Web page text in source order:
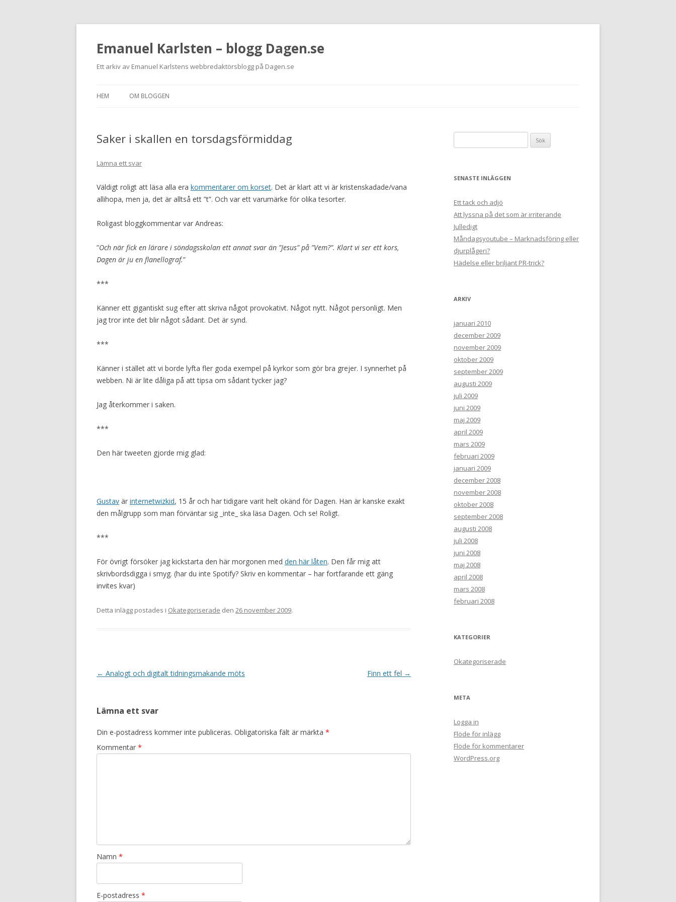
Emanuel Karlsten – blogg Dagen.se
Ett arkiv av Emanuel Karlstens webbredaktörsblogg på Dagen.se
HEM OM BLOGGEN
Saker i skallen en torsdagsförmiddag
Lämna ett svar
Väldigt roligt att läsa alla era kommentarer om korset. Det är klart att vi är kristenskadade/vana
allihopa, men ja, det är alltså ett ”t”. Och var ett varumärke för olika tesorter.
Roligast bloggkommentar var Andreas:
”Och när fick en lärare i söndagsskolan ett annat svar än ”Jesus” på ”Vem?”. Klart vi ser ett kors,
Dagen är ju en flanellograf.”
***
Känner ett gigantiskt sug efter att skriva något provokativt. Något nytt. Något personligt. Men
jag tror inte det blir något sådant. Det är synd.
***
Känner i stället att vi borde lyfta fler goda exempel på kyrkor som gör bra grejer. I synnerhet på
webben. Ni är lite dåliga på att tipsa om sådant tycker jag?
Jag återkommer i saken.
***
Den här tweeten gjorde mig glad:
Gustav är internetwizkid, 15 år och har tidigare varit helt okänd för Dagen. Han är kanske exakt
den målgrupp som man förväntar sig _inte_ ska läsa Dagen. Och se! Roligt.
***
För övrigt försöker jag kickstarta den här morgonen med den här låten. Den får mig att
skrivbordsdigga i smyg. (har du inte Spotify? Skriv en kommentar – har fortfarande ett gäng
invites kvar)
Detta inlägg postades i Okategoriserade den 26 november 2009.
Inläggsnavigering
← Analogt och digitalt tidningsmakande möts Finn ett fel →
Lämna ett svar
Din e-postadress kommer inte publiceras. Obligatoriska fält är märkta *
Kommentar *
Namn *
E-postadress *
efter:
SENASTE INLÄGGEN
Ett tack och adjö
Att lyssna på det som är irriterande
Julledigt
Måndagsyoutube – Marknadsföring eller
djurplågeri?
Hädelse eller briljant PR-trick?
ARKIV
januari 2010
december 2009
november 2009
oktober 2009
september 2009
augusti 2009
juli 2009
juni 2009
maj 2009
april 2009
mars 2009
februari 2009
januari 2009
december 2008
november 2008
oktober 2008
september 2008
augusti 2008
juli 2008
juni 2008
maj 2008
april 2008
mars 2008
februari 2008
KATEGORIER
Okategoriserade
META
Logga in
Flöde för inlägg
Flöde för kommentarer
WordPress.org